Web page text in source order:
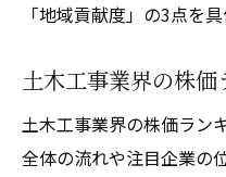
「地域貢献度」の3点を
土木工事業界の株
土木工事業界の株価ラン
全体の流れや注目企業の